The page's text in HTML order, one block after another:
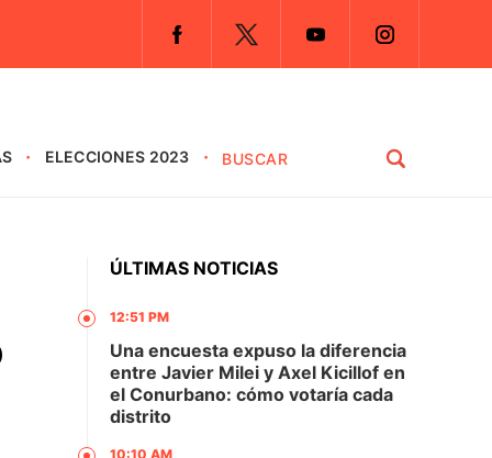
ELECCIONES 2023
ÚLTIMAS NOTICIAS
12:51 PM
Una encuesta expuso la diferencia
entre Javier Milei y Axel Kicillof en
el Conurbano: cómo votaría cada
distrito
10:10 AM